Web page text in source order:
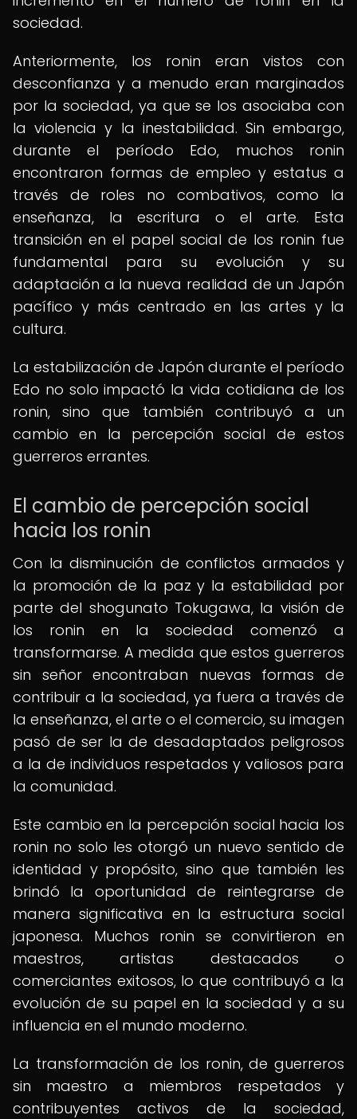
sociedad.
Anteriormente, los ronin eran vistos con
desconfianza y a menudo eran marginados
por la sociedad, ya que se los asociaba con
la violencia y la inestabilidad. Sin embargo,
durante el período Edo, muchos ronin
encontraron formas de empleo y estatus a
través de roles no combativos, como la
enseñanza, la escritura o el arte. Esta
transición en el papel social de los ronin fue
fundamental para su evolución y su
adaptación a la nueva realidad de un Japón
pacífico y más centrado en las artes y la
cultura.
La estabilización de Japón durante el período
Edo no solo impactó la vida cotidiana de los
ronin, sino que también contribuyó a un
cambio en la percepción social de estos
guerreros errantes.
El cambio de percepción social
hacia los ronin
Con la disminución de conflictos armados y
la promoción de la paz y la estabilidad por
parte del shogunato Tokugawa, la visión de
los ronin en la sociedad comenzó a
transformarse. A medida que estos guerreros
sin señor encontraban nuevas formas de
contribuir a la sociedad, ya fuera a través de
la enseñanza, el arte o el comercio, su imagen
pasó de ser la de desadaptados peligrosos
a la de individuos respetados y valiosos para
la comunidad.
Este cambio en la percepción social hacia los
ronin no solo les otorgó un nuevo sentido de
identidad y propósito, sino que también les
brindó la oportunidad de reintegrarse de
manera significativa en la estructura social
japonesa. Muchos ronin se convirtieron en
maestros, artistas destacados o
comerciantes exitosos, lo que contribuyó a la
evolución de su papel en la sociedad y a su
influencia en el mundo moderno.
La transformación de los ronin, de guerreros
sin maestro a miembros respetados y
contribuyentes activos de la sociedad,